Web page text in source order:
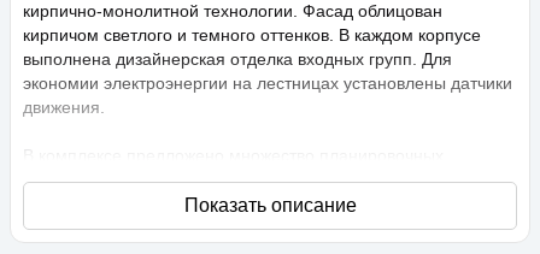
кирпично-монолитной технологии. Фасад облицован
кирпичом светлого и темного оттенков. В каждом корпусе
выполнена дизайнерская отделка входных групп. Для
экономии электроэнергии на лестницах установлены датчики
движения.
В комплексе предложено множество планировочных
решений: в наличии квартиры, как классического типа, так и
европланировки. Они сдаются с подчистовой отделкой,
высота потолков составляет 2,75 метра. В квартирах